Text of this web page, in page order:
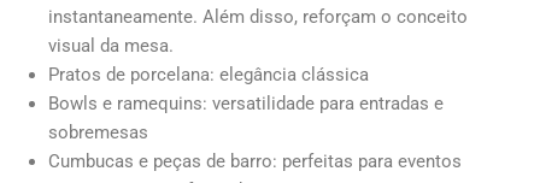
instantaneamente. Além disso, reforçam o conceito
visual da mesa.
Pratos de porcelana: elegância clássica
Bowls e ramequins: versatilidade para entradas e
sobremesas
Cumbucas e peças de barro: perfeitas para eventos